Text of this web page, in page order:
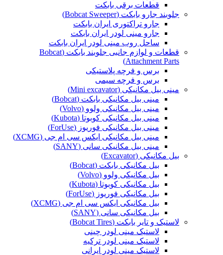
قطعات برقی بابکت
جلوبند جارو بابکت (Bobcat Sweeper)
جارو تراکتوری ایران بابکت
جارو مینی لودر ایران بابکت
ساحل روب مینی لودر ایران بابکت
قطعات و لوازم جانبی جلوبند بابکت (Bobcat
Attachment Parts)
برس و فرچه پلاستیکی
برس و فرچه سیمی
مینی بیل مکانیکی (Mini excavator)
مینی بیل مکانیکی بابکت (Bobcat)
مینی بیل مکانیکی ولوو (Volvo)
مینی بیل مکانیکی کوبوتا (Kubota)
مینی بیل مکانیکی فوریوز (ForUse)
مینی بیل مکانیکی ایکس سی ام جی (XCMG)
مینی بیل مکانیکی سانی (SANY)
بیل مکانیکی (Excavator)
بیل مکانیکی بابکت (Bobcat)
بیل مکانیکی ولوو (Volvo)
بیل مکانیکی کوبوتا (Kubota)
بیل مکانیکی فوریوز (ForUse)
بیل مکانیکی ایکس سی ام جی (XCMG)
بیل مکانیکی سانی (SANY)
لاستیک و تایر بابکت (Bobcat Tires)
لاستیک مینی لودر چینی
لاستیک مینی لودر ترکیه
لاستیک مینی لودر ایرانی